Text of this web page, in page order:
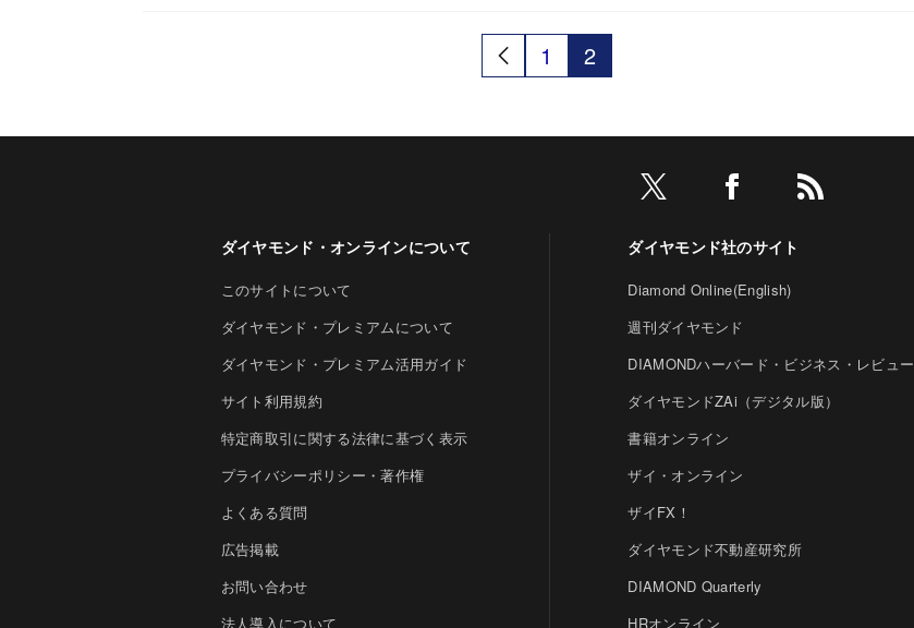
1 2
ダイヤモンド・オンラインについて
このサイトについて
ダイヤモンド・プレミアムについて
ダイヤモンド・プレミアム活用ガイド
サイト利用規約
特定商取引に関する法律に基づく表示
プライバシーポリシー・著作権
よくある質問
広告掲載
お問い合わせ
法人導入について
ダイヤモンド社のサイト
Diamond Online(English)
週刊ダイヤモンド
DIAMONDハーバード・ビジネス・レビュー
ダイヤモンドZAi（デジタル版）
書籍オンライン
ザイ・オンライン
ザイFX！
ダイヤモンド不動産研究所
DIAMOND Quarterly
HRオンライン